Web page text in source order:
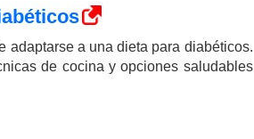
adaptarse a una dieta para diabéticos.
de cocina y opciones saludables